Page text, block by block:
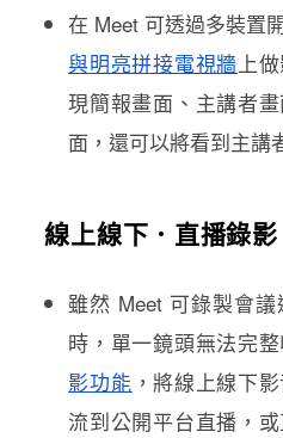
在 Meet 可透過多裝置
與明亮拼接電視牆上
現簡報畫面、主講者
面，還可以將看到主講
線上線下．直播錄影
雖然 Meet 可錄製會
時，單一鏡頭無法完
影功能 ，將線上線下
流到公開平台直播，